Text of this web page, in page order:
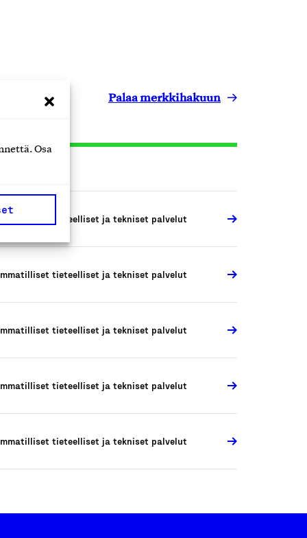
Osa
Palaa merkkihakuun
tieteelliset ja tekniset palvelut
tieteelliset ja tekniset palvelut
tieteelliset ja tekniset palvelut
tieteelliset ja tekniset palvelut
tieteelliset ja tekniset palvelut